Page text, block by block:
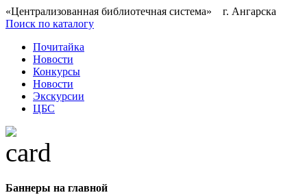
«Централизованная библиотечная система» г. Ангарска
Поиск по каталогу
Почитайка
Новости
Конкурсы
Новости
Экскурсии
ЦБС
Баннеры на главной